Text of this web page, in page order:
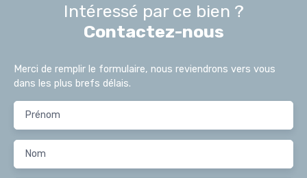
Intéressé par ce bien ?
Contactez-nous
Merci de remplir le formulaire, nous reviendrons vers vous
dans les plus brefs délais.
Prénom
Nom